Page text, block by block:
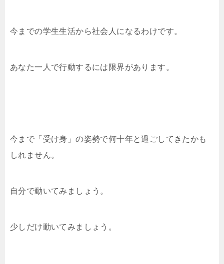
今までの学生生活から社会人になるわけです。
あなた一人で行動するには限界があります。
今まで「受け身」の姿勢で何十年と過ごしてきたかも
しれません。
自分で動いてみましょう。
少しだけ動いてみましょう。